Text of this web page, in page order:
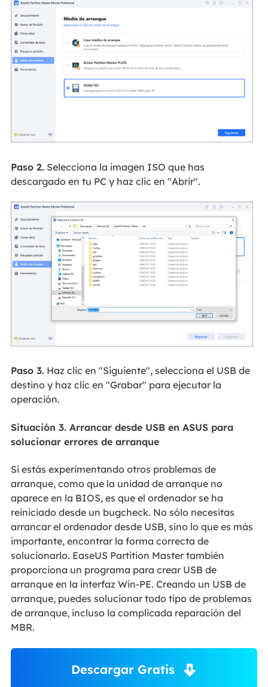
Paso 2.Selecciona la imagen ISO que has
descargado en tu PC y haz clic en "Abrir".
Paso 3.Haz clic en "Siguiente", selecciona el USB de
destino y haz clic en "Grabar" para ejecutar la
operación.
Situación 3. Arrancar desde USB en ASUS para
solucionar errores de arranque
Si estás experimentando otros problemas de
arranque, como que la unidad de arranque no
aparece en la BIOS, es que el ordenador se ha
reiniciado desde un bugcheck. No sólo necesitas
arrancar el ordenador desde USB, sino lo que es más
importante, encontrar la forma correcta de
solucionarlo. EaseUS Partition Master también
proporciona un programa para crear USB de
arranque en la interfaz Win-PE. Creando un USB de
arranque, puedes solucionar todo tipo de problemas
de arranque, incluso la complicada reparación del
MBR.
Descargar Gratis